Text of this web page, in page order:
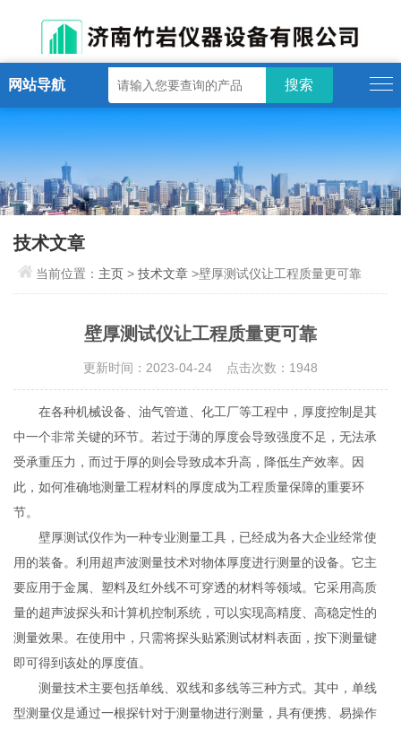
网站导航
技术文章
当前位置： 主页 >技术文章 >壁厚测试仪让工程质量更可靠
壁厚测试仪让工程质量更可靠
更新时间：2023-04-24 点击次数：1948
在各种机械设备、油气管道、化工厂等工程中，厚度控制是其
中一个非常关键的环节。若过于薄的厚度会导致强度不足，无法承
受承重压力，而过于厚的则会导致成本升高，降低生产效率。因
此，如何准确地测量工程材料的厚度成为工程质量保障的重要环
节。
壁厚测试仪作为一种专业测量工具，已经成为各大企业经常使
用的装备。利用超声波测量技术对物体厚度进行测量的设备。它主
要应用于金属、塑料及红外线不可穿透的材料等领域。它采用高质
量的超声波探头和计算机控制系统，可以实现高精度、高稳定性的
测量效果。在使用中，只需将探头贴紧测试材料表面，按下测量键
即可得到该处的厚度值。
测量技术主要包括单线、双线和多线等三种方式。其中，单线
型测量仪是通过一根探针对于测量物进行测量，具有便携、易操作